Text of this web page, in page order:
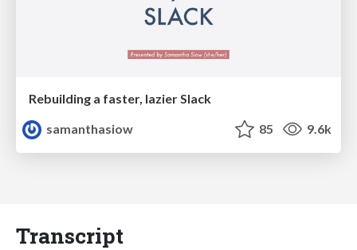
Rebuilding a faster, lazier Slack
samanthasiow
85 9.6k
Transcript